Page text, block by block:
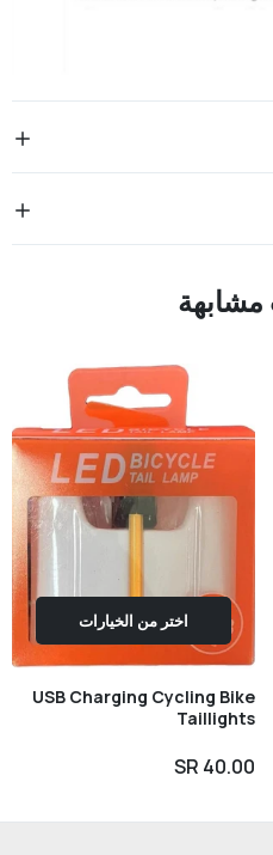
مشابهة
اختر من الخيارات
USB Charging Cycling Bike
Taillights
40.00 SR